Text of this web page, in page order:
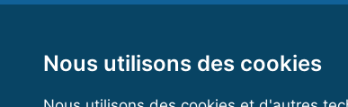
Nous utilisons des cookies
Mail : contact@ffforce.fr